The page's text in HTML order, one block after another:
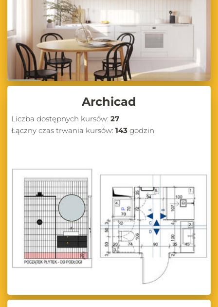
Archicad
Liczba dostępnych kursów: 27
Łączny czas trwania kursów: 143 godzin